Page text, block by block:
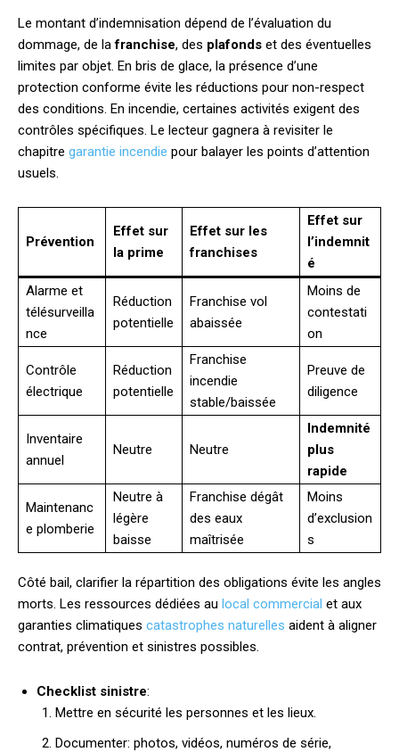
Le montant d’indemnisation dépend de l’évaluation du
dommage, de lafranchise, des plafonds et des éventuelles
limites par objet. En bris de glace, la présence d’une
protection conforme évite les réductions pour non-respect
des conditions. En incendie, certaines activités exigent des
contrôles spécifiques. Le lecteur gagnera à revisiter le
chapitre garantie incendie pour balayer les points d’attention
usuels.
Prévention
Effet sur
la prime
Effet sur les
franchises
Effet sur
l’indemnit
é
Alarme et
télésurveilla
nce
Réduction
potentielle
Franchise vol
abaissée
Moins de
contestati
on
Contrôle
électrique
Réduction
potentielle
Franchise
incendie
stable/baissée
Preuve de
diligence
Inventaire
annuel
Neutre Neutre
Indemnité
plus
rapide
Maintenanc
e plomberie
Neutre à
légère
baisse
Franchise dégât
des eaux
maîtrisée
Moins
d’exclusion
s
Côté bail, clarifier la répartition des obligations évite les angles
morts. Les ressources dédiées au local commercial et aux
garanties climatiques catastrophes naturelles aident à aligner
contrat, prévention et sinistres possibles.
Checklist sinistre:
Mettre en sécurité les personnes et les lieux.
Documenter: photos, vidéos, numéros de série,